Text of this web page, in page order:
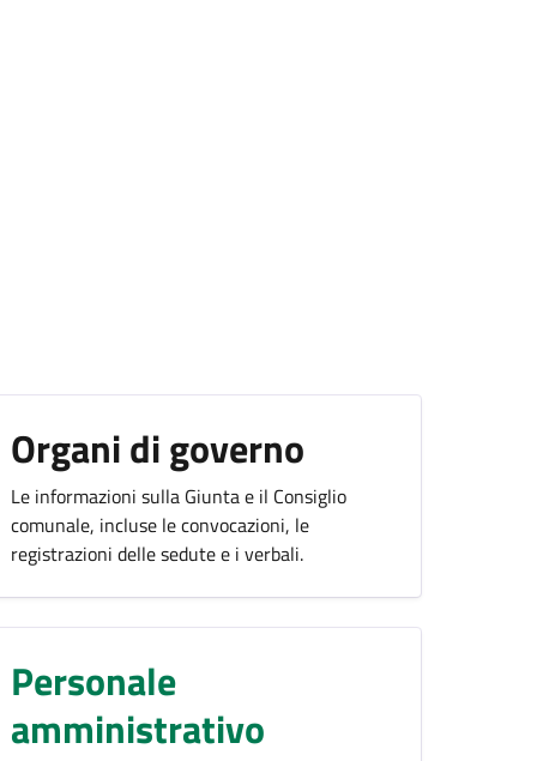
Organi di governo
Le informazioni sulla Giunta e il Consiglio
comunale, incluse le convocazioni, le
registrazioni delle sedute e i verbali.
Personale
amministrativo